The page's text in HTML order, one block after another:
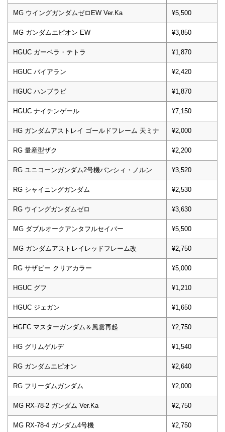
MG ウイングガンダムゼロEW Ver.Ka ¥5,500
MG ガンダムエピオン EW ¥3,850
HGUC ガーベラ・テトラ ¥1,870
HGUC バイアラン ¥2,420
HGUC ハンブラビ ¥1,870
HGUC ナイチンゲール ¥7,150
HG ガンダムアストレイ ゴールドフレーム 天ミナ ¥2,000
RG 量産型ザク ¥2,200
RG ユニコーンガンダム2号機バンシィ・ノルン ¥3,520
RG シャイニングガンダム ¥2,530
RG ウイングガンダムゼロ ¥3,630
MG ダブルオークアンタフルセイバー ¥5,500
MG ガンダムアストレイレッドフレーム改 ¥2,750
RG サザビー クリアカラー ¥5,000
HGUC グフ ¥1,210
HGUC ジェガン ¥1,650
HGFC マスターガンダム＆風雲再起 ¥2,750
HG グリムゲルデ ¥1,540
RG ガンダムエピオン ¥2,640
RG フリーダムガンダム ¥2,000
MG RX-78-2 ガンダム Ver.Ka ¥2,750
MG RX-78-4 ガンダム4号機 ¥2,750